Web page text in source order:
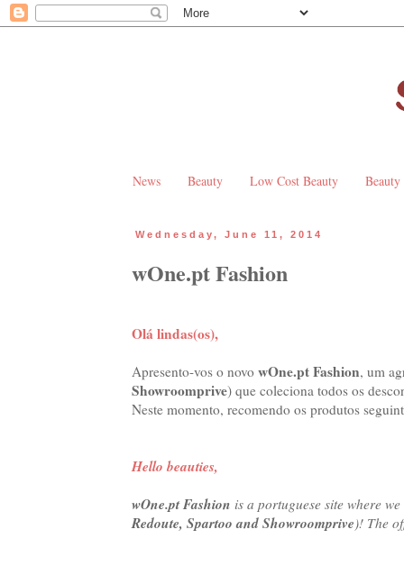
News Beauty Low Cost Beauty Beauty
Wednesday, June 11, 2014
wOne.pt Fashion
Olá lindas(os),
Apresento-vos o novo wOne.pt Fashion, um
Showroomprive) que coleciona todos os
Neste momento, recomendo os produtos
Hello beauties,
wOne.pt Fashion is a portuguese site where
Redoute, Spartoo and Showroomprive)! The